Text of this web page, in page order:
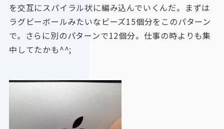
を交互にスパイラル状に編み込んでいくんだ。まずは
ラグビーボールみたいなビーズ15個分をこのパターン
で。さらに別のパターンで12個分。仕事の時よりも集
中してたかも^^;